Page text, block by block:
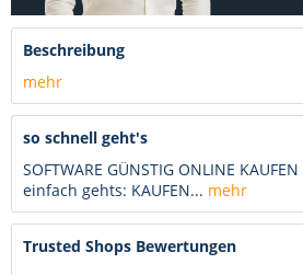
Beschreibung
mehr
so schnell geht's
SOFTWARE GÜNSTIG ONLINE
einfach gehts: KAUFEN... mehr
Trusted Shops Bewertungen